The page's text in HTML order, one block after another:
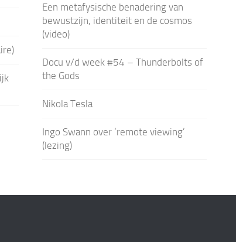
Een metafysische benadering van
bewustzijn, identiteit en de cosmos
(video)
Docu v/d week #54 – Thunderbolts of
the Gods
Nikola Tesla
Ingo Swann over ‘remote viewing’
(lezing)